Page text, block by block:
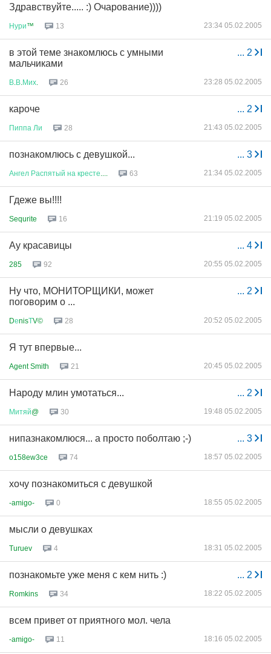
Здравствуйте..... :) Очарование))))
Нури™ 13 23:34 05.02.2005
... 2
в этой теме знакомлюсь с умными
мальчиками
В В Мих 26 23:28 05.02.2005
... 2
кароче
Пиппа Ли 28 21:43 05.02.2005
... 3
познакомлюсь с девушкой...
Ангел Распятый на кресте 63 21:34 05.02.2005
Гдеже вы!!!!
Sequrite 16 21:19 05.02.2005
... 4
Ау красавицы
285 92 20:55 05.02.2005
... 2
Ну что, МОНИТОРЩИКИ, может
поговорим о ...
DеnisТV© 28 20:52 05.02.2005
Я тут впервые...
Agent Smith 21 20:45 05.02.2005
... 2
Народу млин умотаться...
Митяй@ 30 19:48 05.02.2005
... 3
нипазнакомлюся... а просто поболтаю ;-)
o158ew3ce 74 18:57 05.02.2005
хочу познакомиться с девушкой
-amigo- 0 18:55 05.02.2005
мысли о девушках
Turuev 4 18:31 05.02.2005
... 2
познакомьте уже меня с кем нить :)
Romkins 34 18:22 05.02.2005
всем привет от приятного мол. чела
-amigo- 11 18:16 05.02.2005